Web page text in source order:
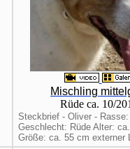
Mischling
Rüde ca. 10/
Steckbrief - Oliver -
Geschlecht: Rüde Alter:
Größe: ca. 55 cm externer